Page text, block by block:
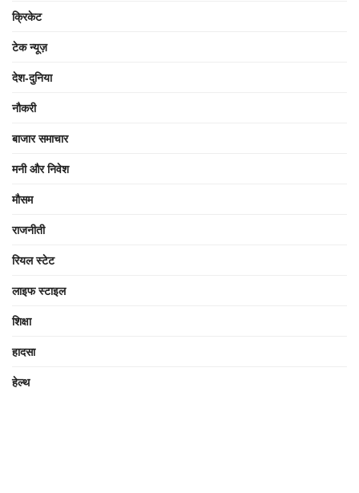
क्रिकेट
टेक न्यूज़
देश-दुनिया
नौकरी
बाजार समाचार
मनी और निवेश
मौसम
राजनीती
रियल स्टेट
लाइफ स्टाइल
शिक्षा
हादसा
हेल्थ